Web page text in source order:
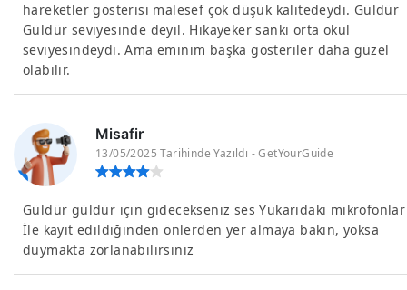
hareketler gösterisi malesef çok düşük kalitedeydi. Güldür
Güldür seviyesinde deyil. Hikayeker sanki orta okul
seviyesindeydi. Ama eminim başka gösteriler daha güzel
olabilir.
Misafir
13/05/2025 Tarihinde Yazıldı - GetYourGuide
Güldür güldür için gidecekseniz ses Yukarıdaki mikrofonlar
İle kayıt edildiğinden önlerden yer almaya bakın, yoksa
duymakta zorlanabilirsiniz